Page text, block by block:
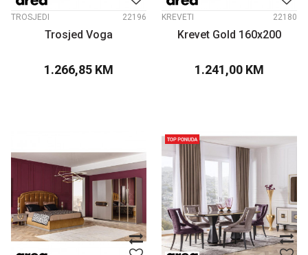
TROSJEDI 22196
Trosjed Voga
1.266,85 KM
KREVETI 22180
Krevet Gold 160x200
1.241,00 KM